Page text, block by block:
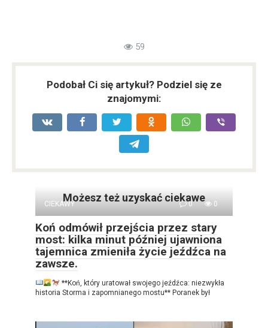
59
Podobał Ci się artykuł? Podziel się ze
znajomymi:
Możesz też uzyskać ciekawe
CIEKAWY 0 0
Koń odmówił przejścia przez stary
most: kilka minut później ujawniona
tajemnica zmieniła życie jeźdźca na
zawsze.
**Koń, który uratował swojego jeźdźca: niezwykła
historia Storma i zapomnianego mostu** Poranek był